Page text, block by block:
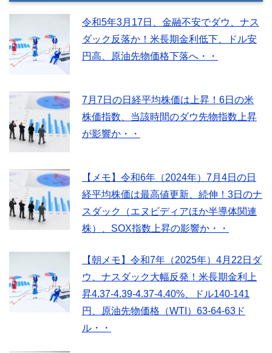
令和5年3月17日、金融不安でダウ、ナス
ダック反落か！米長期金利低下、ドル安
円高、原油先物価格下落へ・・
7月7日の日経平均株価は上昇！6日の米
株価指数、当該時間のダウ先物指数上昇
が影響か・・
【メモ】令和6年（2024年）7月4日の日
経平均株価は最高値更新、続伸！3日のナ
スダック（エヌビディアほか半導体関連
株）、SOX指数上昇の影響か・・
【朝メモ】令和7年（2025年）4月22日ダ
ウ、ナスダック大幅反発！米長期金利上
昇4.37-4.39-4.37-4.40%、ドル140-141
円、原油先物価格（WTI）63-64-63ド
ル・・